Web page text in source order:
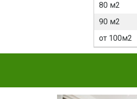
80 м2
90 м2
от 100м2